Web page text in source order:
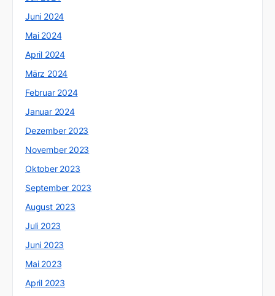
Juni 2024
Mai 2024
April 2024
März 2024
Februar 2024
Januar 2024
Dezember 2023
November 2023
Oktober 2023
September 2023
August 2023
Juli 2023
Juni 2023
Mai 2023
April 2023